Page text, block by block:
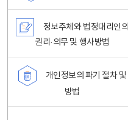
정보주체와 법정대리인의
권리·의무 및 행사방법
개인정보의 파기 절차 및
방법